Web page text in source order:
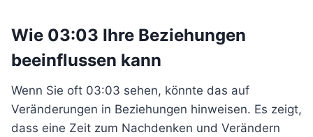
Wie 03:03 Ihre Beziehungen
beeinflussen kann
Wenn Sie oft 03:03 sehen, könnte das auf
Veränderungen in Beziehungen hinweisen. Es zeigt,
dass eine Zeit zum Nachdenken und Verändern